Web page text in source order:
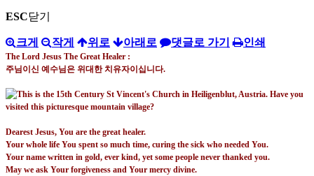
ESC닫기
크게 작게 위로 아래로 댓글로 가기 인쇄
The Lord Jesus The Great Healer :
주님이신 예수님은 위대한 치유자이십니다.
Dearest Jesus, You are the great healer.
Your whole life You spent so much time, curing the sick who needed You.
Your name written in gold, ever kind, yet some people never thanked you.
May we ask Your forgiveness and Your mercy divine.